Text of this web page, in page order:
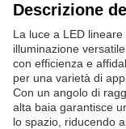
Descrizione
La luce a LED
illuminazione
con efficienza e
per una varietà di
Con un angolo di
alta baia garantisce
lo spazio, riducendo